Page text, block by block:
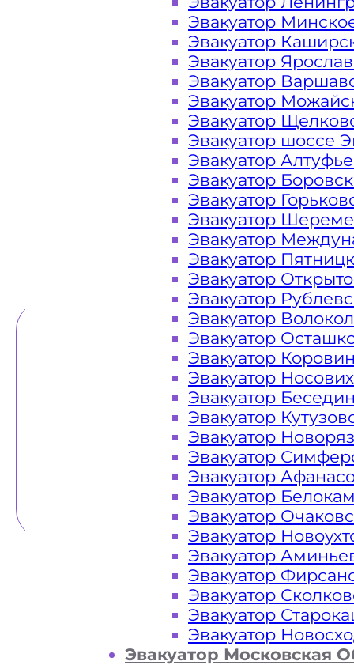
Закажите услугу "эвакуатор
"онлайн" на сайте компании
Вам необходимы услуги
недорого? Эвакуаторы «МОБИ»
ЦКАД Московская Область 24
готовы оказать помощь на
высокое
WHATSAPP
Эвакуатор
Эвакуатор
Эвакуатор
Эвакуатор
Эвакуатор
Эвакуатор
Эвакуатор шоссе
Эвакуатор
Эвакуатор
Эвакуатор
Эвакуатор
Эвакуатор
Эвакуатор
Эвакуатор
Эвакуатор
Эвакуатор
Эвакуатор
Эвакуатор
Эвакуатор
Эвакуатор
Эвакуатор
Эвакуатор
Эвакуатор
Эвакуатор
Эвакуатор
Эвакуатор
Эвакуатор
Эвакуатор
Эвакуатор
Эвакуатор
Эвакуатор
Эвакуатор
Эвакуатор Московская